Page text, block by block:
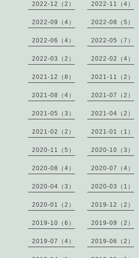
2022-12（2） 2022-11（4）
2022-09（4） 2022-08（5）
2022-06（4） 2022-05（7）
2022-03（2） 2022-02（4）
2021-12（8） 2021-11（2）
2021-08（4） 2021-07（2）
2021-05（3） 2021-04（2）
2021-02（2） 2021-01（1）
2020-11（5） 2020-10（3）
2020-08（4） 2020-07（4）
2020-04（3） 2020-03（1）
2020-01（2） 2019-12（2）
2019-10（6） 2019-09（2）
2019-07（4） 2019-06（2）